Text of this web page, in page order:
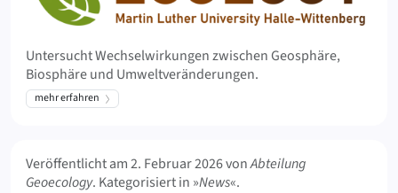
Untersucht Wechselwirkungen zwischen Geosphäre,
Biosphäre und Umweltveränderungen.
mehr erfahren
Veröffentlicht am2. Februar 2026vonAbteilung
Geoecology. Kategorisiert in »News«.